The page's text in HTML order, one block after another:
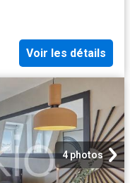
Voir les détails
4 photos